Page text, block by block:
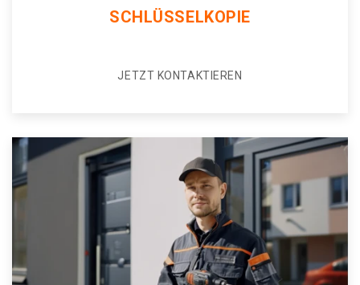
SCHLÜSSELKOPIE
JETZT KONTAKTIEREN